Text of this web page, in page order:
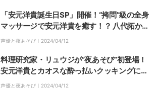
「安元洋貴誕生日SP」開催！“拷問”級の全身
マッサージで安元洋貴を癒す！？ 八代拓から
の“お手紙ダミヘ”も
声優と夜あそび｜ 2024/04/12
料理研究家・リュウジが”夜あそび”初登場！
安元洋貴とカオスな酔っ払いクッキングに
「放送事故じゃね？」
声優と夜あそび｜ 2024/04/12